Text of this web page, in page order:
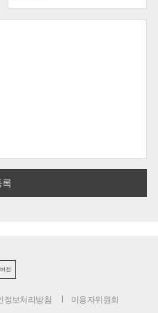
전
정보처리방침 이용자위원회